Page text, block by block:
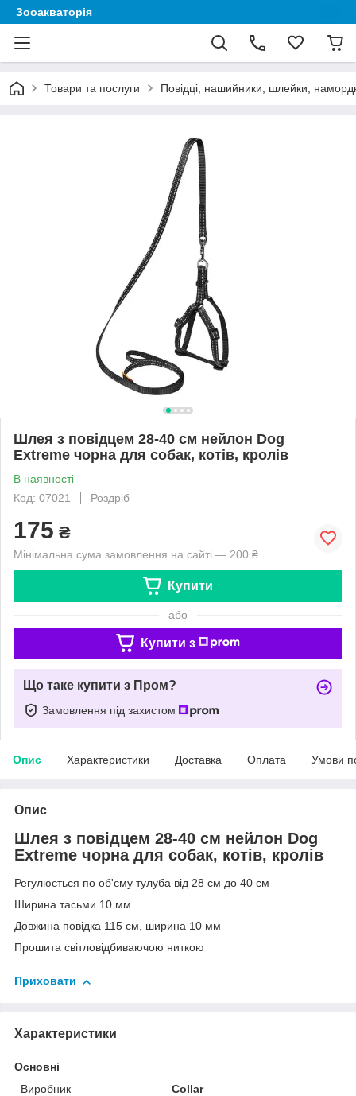
Зооакваторія
Товари та послуги Повідці, нашийники, шлейки,
Шлея з повідцем 28-40 см нейлон Dog
Extremе чорна для собак, котів, кролів
В наявності
Код: 07021
Роздріб
175 ₴
Мінімальна сума замовлення на сайті — 200 ₴
Купити
або
Купити з
Що таке купити з Пром?
Замовлення під захистом
Опис Характеристики Доставка Оплата Умови
Опис
Шлея з повідцем 28-40 см нейлон Dog
Extremе чорна для собак, котів, кролів
Регулюється по об'єму тулуба від 28 см до 40 см
Ширина тасьми 10 мм
Довжина повідка 115 см, ширина 10 мм
Прошита світловідбиваючою ниткою
Приховати
Характеристики
Основні
Виробник
Collar